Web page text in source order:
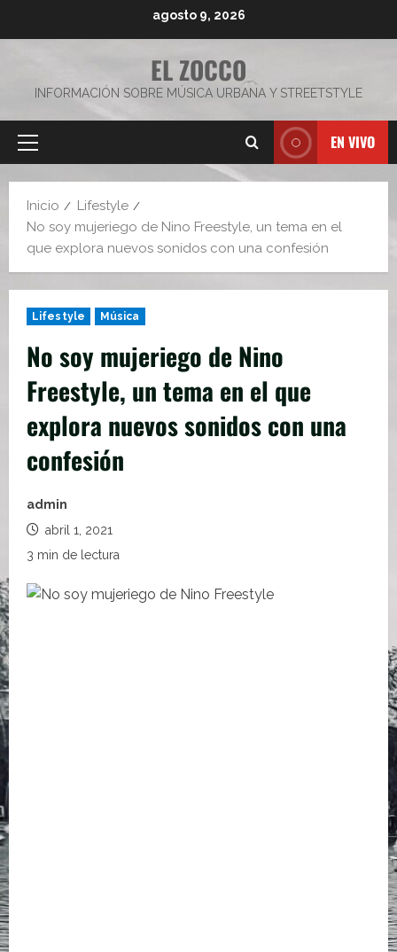
agosto 9, 2026
EL ZOCCO
INFORMACIÓN SOBRE MÚSICA URBANA Y STREETSTYLE
Menú
EN VIVO
Inicio
Lifestyle
No soy mujeriego de Nino Freestyle, un tema en el
que explora nuevos sonidos con una confesión
Lifestyle Música
No soy mujeriego de Nino
Freestyle, un tema en el que
explora nuevos sonidos con una
confesión
admin
abril 1, 2021
3 min de lectura